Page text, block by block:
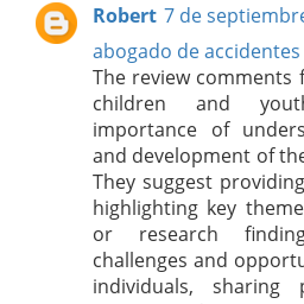
Robert 7 de
abogado de accidentes
The review
children and
importance of
and development of
They suggest
highlighting key
or research
challenges and
individuals, sharing